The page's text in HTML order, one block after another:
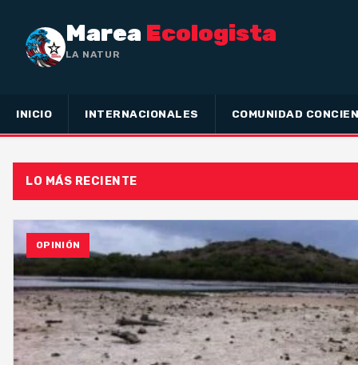
Marea Ecologista
LA NATURALEZA NO
INICIO INTERNACIONALES COMUNIDAD
LO MÁS RECIENTE
OPINIÓN